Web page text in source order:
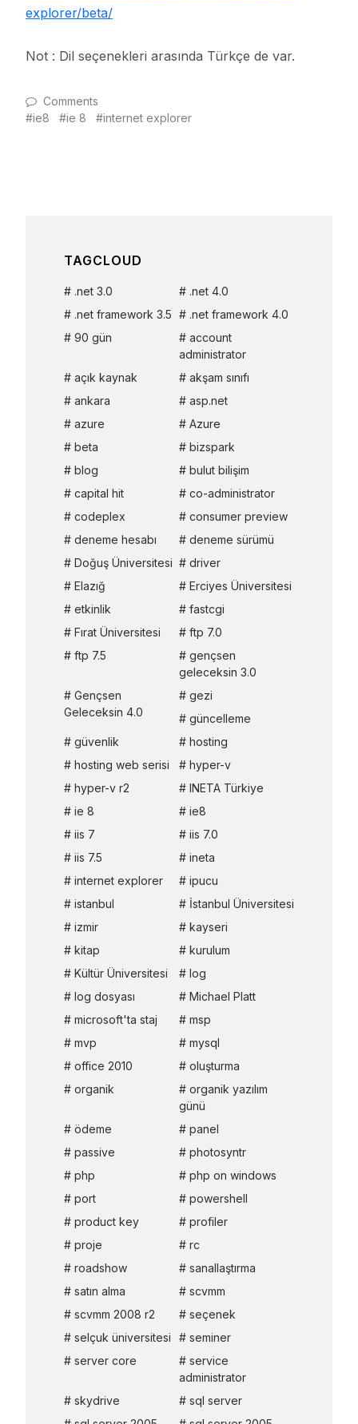
explorer/beta/
Not : Dil seçenekleri arasında Türkçe de var.
ie8 ie 8 internet explorer
Comments
TAGCLOUD
.net 3.0
.net 4.0
.net framework 3.5
.net framework 4.0
90 gün
account
administrator
açık kaynak
akşam sınıfı
ankara
asp.net
azure
Azure
beta
bizspark
blog
bulut bilişim
capital hit
co-administrator
codeplex
consumer preview
deneme hesabı
deneme sürümü
Doğuş Üniversitesi
driver
Elazığ
Erciyes Üniversitesi
etkinlik
fastcgi
Fırat Üniversitesi
ftp 7.0
ftp 7.5
gençsen
geleceksin 3.0
Gençsen
Geleceksin 4.0
gezi
güncelleme
güvenlik
hosting
hosting web serisi
hyper-v
hyper-v r2
INETA Türkiye
ie 8
ie8
iis 7
iis 7.0
iis 7.5
ineta
internet explorer
ipucu
istanbul
İstanbul Üniversitesi
izmir
kayseri
kitap
kurulum
Kültür Üniversitesi
log
log dosyası
Michael Platt
microsoft'ta staj
msp
mvp
mysql
office 2010
oluşturma
organik
organik yazılım
günü
ödeme
panel
passive
photosyntr
php
php on windows
port
powershell
product key
profiler
proje
rc
roadshow
sanallaştırma
satın alma
scvmm
scvmm 2008 r2
seçenek
selçuk üniversitesi
seminer
server core
service
administrator
skydrive
sql server